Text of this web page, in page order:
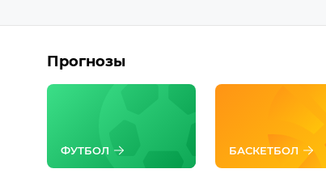
Прогнозы
ФУТБОЛ БАСКЕТБОЛ